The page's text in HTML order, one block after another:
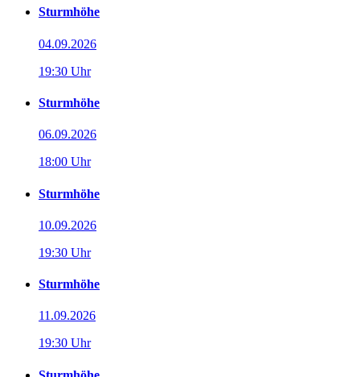
Sturmhöhe
04.09.2026
19:30 Uhr
Sturmhöhe
06.09.2026
18:00 Uhr
Sturmhöhe
10.09.2026
19:30 Uhr
Sturmhöhe
11.09.2026
19:30 Uhr